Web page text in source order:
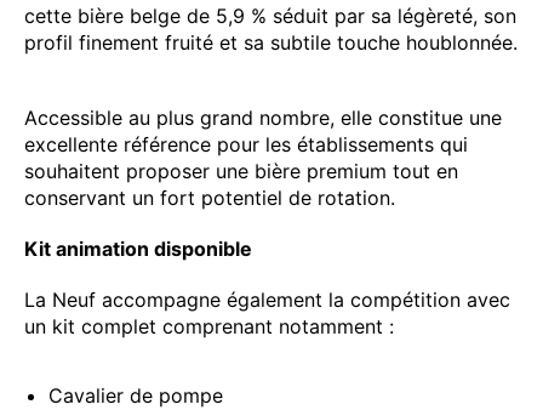
cette bière belge de 5,9 % séduit par sa légèreté, son
profil finement fruité et sa subtile touche houblonnée.
Accessible au plus grand nombre, elle constitue une
excellente référence pour les établissements qui
souhaitent proposer une bière premium tout en
conservant un fort potentiel de rotation.
Kit animation disponible
La Neuf accompagne également la compétition avec
un kit complet comprenant notamment :
Cavalier de pompe